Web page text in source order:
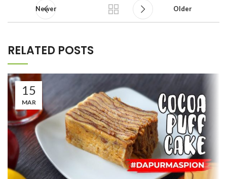
Newer Older
RELATED POSTS
15
MAR